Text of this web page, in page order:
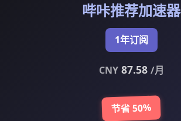
哔咔推荐加速器
1年订阅
CNY87.58 /月
节省 50%